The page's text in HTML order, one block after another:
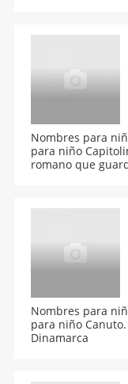
Nombres para
para niño
romano que
Nombres para
para niño
Dinamarca